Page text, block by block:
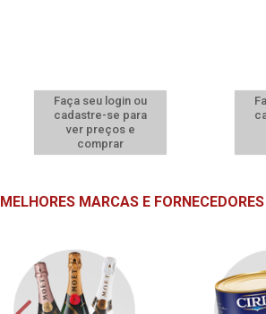
Faça seu login ou
cadastre-se para
ver preços e
comprar
MELHORES MARCAS E FORNECEDORES